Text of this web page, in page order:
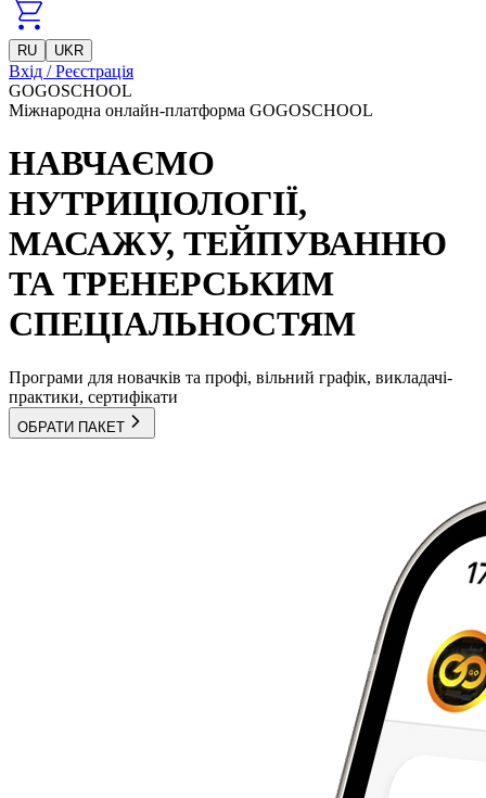
RU UKR
Вхід / Реєстрація
GOGOSCHOOL
Міжнародна онлайн-платформа GOGOSCHOOL
НАВЧАЄМО
НУТРИЦІОЛОГІЇ,
МАСАЖУ, ТЕЙПУВАННЮ
ТА ТРЕНЕРСЬКИМ
СПЕЦІАЛЬНОСТЯМ
Програми для новачків та профі, вільний графік, викладачі-
практики, сертифікати
ОБРАТИ ПАКЕТ